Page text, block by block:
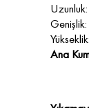
Ana